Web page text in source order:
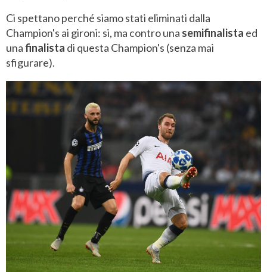
Ci spettano perché siamo stati eliminati dalla
Champion's ai gironi: si, ma contro una semifinalista ed
unafinalista di questa Champion's (senza mai
sfigurare).